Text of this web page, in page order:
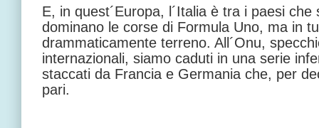
E, in quest´Europa, l´Italia è tra i paesi
dominano le corse di Formula Uno, ma in
drammaticamente terreno. All´Onu,
internazionali, siamo caduti in una serie
staccati da Francia e Germania che, per
pari.